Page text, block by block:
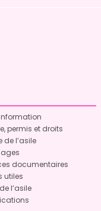
permis et droits
de l’asile
documentaires
utiles
l’asile